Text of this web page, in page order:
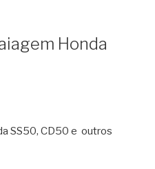
Honda
SS50, CD50 e outros